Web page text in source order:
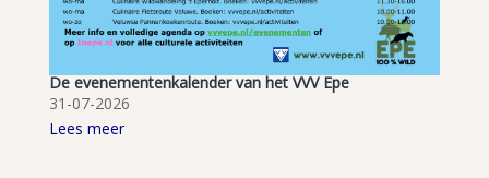
De evenementenkalender van het VVV Epe
31-07-2026
Lees meer